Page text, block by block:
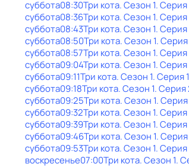
суббота08:30Три кота. Сезон 1. Серия
суббота08:36Три кота. Сезон 1. Серия
суббота08:43Три кота. Сезон 1. Серия
суббота08:50Три кота. Сезон 1. Серия
суббота08:57Три кота. Сезон 1. Серия
суббота09:04Три кота. Сезон 1. Серия
суббота09:11Три кота. Сезон 1. Серия
суббота09:18Три кота. Сезон 1. Серия
суббота09:25Три кота. Сезон 1. Серия
суббота09:32Три кота. Сезон 1.
суббота09:39Три кота. Сезон 1.
суббота09:46Три кота. Сезон 1.
суббота09:53Три кота. Сезон 1.
воскресенье07:00Три кота. Сезон 1.